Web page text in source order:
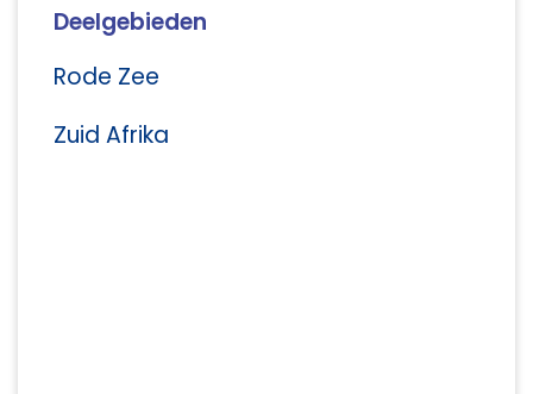
Deelgebieden
Rode Zee
Zuid Afrika